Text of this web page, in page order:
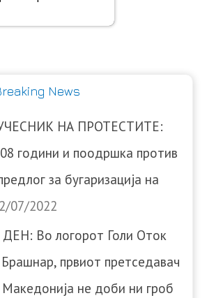
News
НА ПРОТЕСТИТЕ:
години и поодршка против
за бугаризација на
07/2022
Во логорот Голи Оток
првиот претседавач
не доби ни гроб